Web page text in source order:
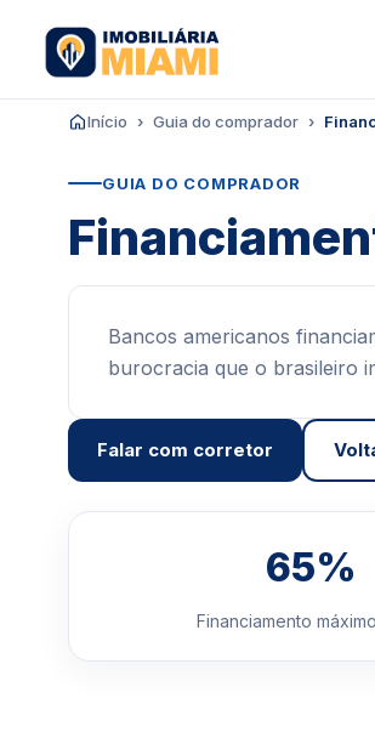
Início Guia do comprador
GUIA DO COMPRADOR
Bancos americanos
burocracia que o brasileiro
Falar com corretor
65%
Financiamento